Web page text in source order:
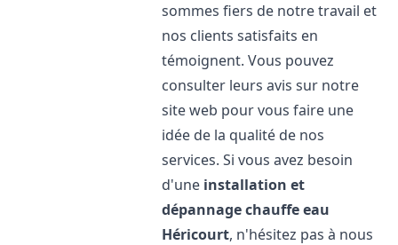
sommes fiers de notre travail et
nos clients satisfaits en
témoignent. Vous pouvez
consulter leurs avis sur notre
site web pour vous faire une
idée de la qualité de nos
services. Si vous avez besoin
d'une installation et
dépannage chauffe eau
Héricourt, n'hésitez pas à nous